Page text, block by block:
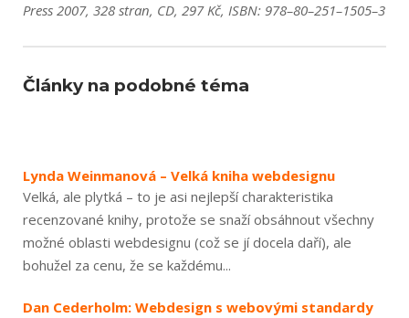
Press 2007, 328 stran, CD, 297 Kč, ISBN: 978–80–251–1505–3
Články na podobné téma
Lynda Weinmanová – Velká kniha webdesignu
Velká, ale plytká – to je asi nejlepší charakteristika
recenzované knihy, protože se snaží obsáhnout všechny
možné oblasti webdesignu (což se jí docela daří), ale
bohužel za cenu, že se každému...
Dan Cederholm: Webdesign s webovými standardy